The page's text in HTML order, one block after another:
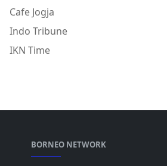
Cafe Jogja
Indo Tribune
IKN Time
BORNEO NETWORK